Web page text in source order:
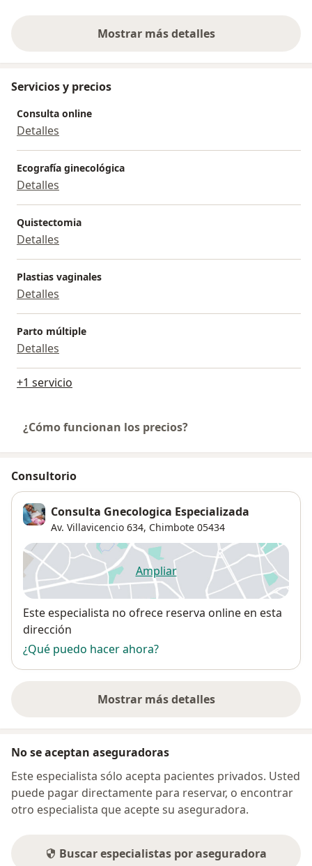
Mostrar más detalles
sobre la experiencia
Servicios y precios
Consulta online
Detalles
Ecografía ginecológica
Detalles
Quistectomia
Detalles
Plastias vaginales
Detalles
Parto múltiple
Detalles
+1 servicio
¿Cómo funcionan los precios?
Consultorio
Consulta Gnecologica Especializada
Av. Villavicencio 634, Chimbote 05434
Ampliarse abre en una nueva
Disponibilidad
Este especialista no ofrece reserva online en esta
dirección
¿Qué puedo hacer ahora?
Mostrar más detalles
sobre la dirección
No se aceptan aseguradoras
Este especialista sólo acepta pacientes privados. Usted
puede pagar directamente para reservar, o encontrar
otro especialista que acepte su aseguradora.
Buscar especialistas por aseguradora